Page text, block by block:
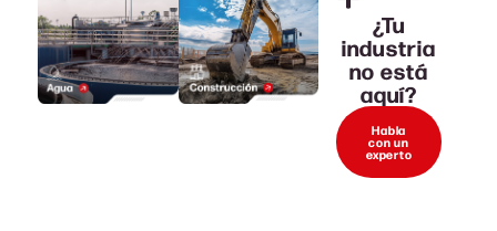
¿Tu
industria
no está
aquí?
Habla
con un
experto